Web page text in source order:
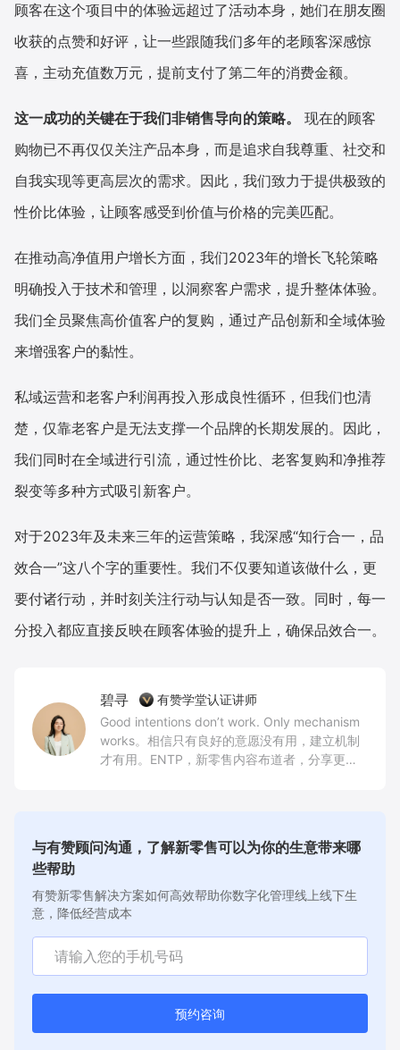
顾客在这个项目中的体验远超过了活动本身，她们在朋友圈
收获的点赞和好评，让一些跟随我们多年的老顾客深感惊
喜，主动充值数万元，提前支付了第二年的消费金额。
这一成功的关键在于我们非销售导向的策略。
现在的顾客
购物已不再仅仅关注产品本身，而是追求自我尊重、社交和
自我实现等更高层次的需求。因此，我们致力于提供极致的
性价比体验，让顾客感受到价值与价格的完美匹配。
在推动高净值用户增长方面，我们2023年的增长飞轮策略
明确投入于技术和管理，以洞察客户需求，提升整体体验。
我们全员聚焦高价值客户的复购，通过产品创新和全域体验
来增强客户的黏性。
私域运营和老客户利润再投入形成良性循环，但我们也清
楚，仅靠老客户是无法支撑一个品牌的长期发展的。因此，
我们同时在全域进行引流，通过性价比、老客复购和净推荐
裂变等多种方式吸引新客户。
对于2023年及未来三年的运营策略，我深感“知行合一，品
效合一”这八个字的重要性。我们不仅要知道该做什么，更
要付诸行动，并时刻关注行动与认知是否一致。同时，每一
分投入都应直接反映在顾客体验的提升上，确保品效合一。
碧寻
有赞学堂认证讲师
Good intentions don’t work. Only mechanism
works。相信只有良好的意愿没有用，建立机制
才有用。ENTP，新零售内容布道者，分享更多
与有赞顾问沟通，了解新零售可以为你的生意带来哪
些帮助
有赞新零售解决方案如何高效帮助你数字化管理线上线下生
意，降低经营成本
预约咨询